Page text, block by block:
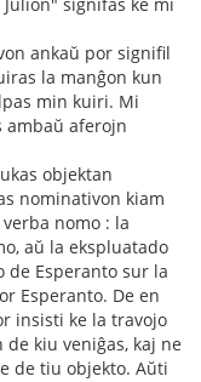
ankaŭ por signifil
la manĝon kun
min kuiri. Mi
ambaŭ aferojn
objektan
nominativon kiam
nomo : la
aŭ la ekspluatado
de Esperanto sur la
Esperanto. De en
insisti ke la travojo
kiu veniĝas, kaj ne
de tiu objekto. Aŭti